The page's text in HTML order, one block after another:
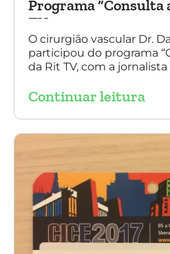
Programa “Consulta
TV
O cirurgião vascular Dr.
participou do programa
da Rit TV, com a
Continuar leitura